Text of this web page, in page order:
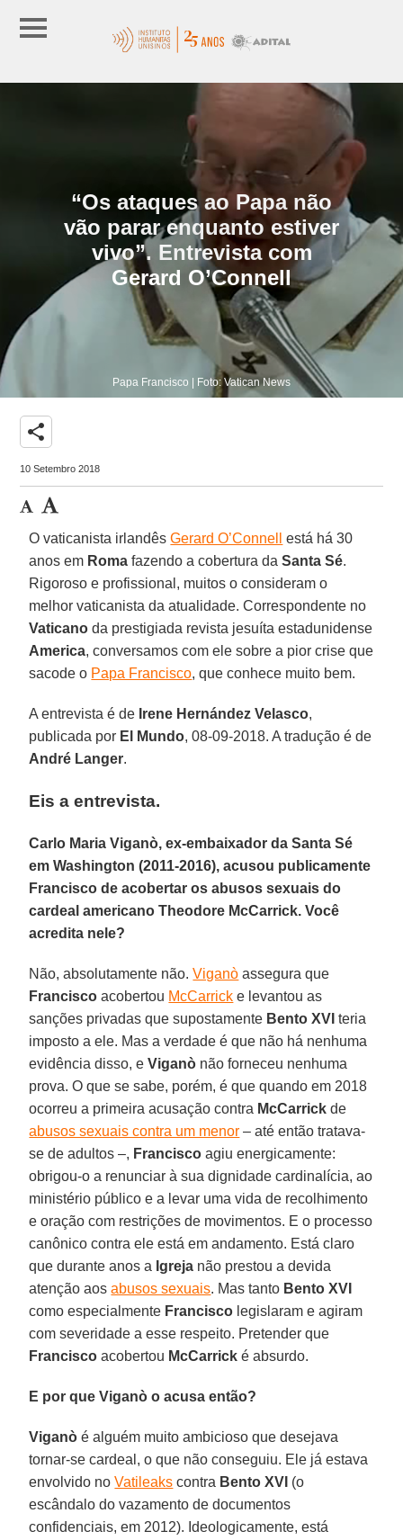
“Os ataques ao Papa não
vão parar enquanto estiver
vivo”. Entrevista com
Gerard O’Connell
Papa Francisco | Foto: Vatican News
share
10 Setembro 2018
O vaticanista irlandêsGerard O’Connell
está há 30
anos em Roma fazendo a cobertura daSanta Sé.
Rigoroso e profissional, muitos o consideram o
melhor vaticanista da atualidade. Correspondente no
Vaticano da prestigiada revista jesuíta estadunidense
America, conversamos com ele sobre a pior crise que
sacode o Papa Francisco, que conhece muito bem.
A entrevista é de Irene Hernández Velasco,
publicada por El Mundo, 08-09-2018. A tradução é de
André Langer.
Eis a entrevista.
Carlo Maria Viganò, ex-embaixador da Santa Sé
em Washington (2011-2016), acusou publicamente
Francisco de acobertar os abusos sexuais do
cardeal americano Theodore McCarrick. Você
acredita nele?
Não, absolutamente não.Viganò assegura que
Francisco acobertou McCarrick e levantou as
sanções privadas que supostamente Bento XVI teria
imposto a ele. Mas a verdade é que não há nenhuma
evidência disso, eViganò não forneceu nenhuma
prova. O que se sabe, porém, é que quando em 2018
ocorreu a primeira acusação contra McCarrick de
abusos sexuais contra um menor – até então tratava-
se de adultos –, Francisco agiu energicamente:
obrigou-o a renunciar à sua dignidade cardinalícia, ao
ministério público e a levar uma vida de recolhimento
e oração com restrições de movimentos. E o processo
canônico contra ele está em andamento. Está claro
que durante anos a Igreja não prestou a devida
atenção aosabusos sexuais. Mas tanto Bento XVI
como especialmente Francisco legislaram e agiram
com severidade a esse respeito. Pretender que
Francisco acobertou McCarrick é absurdo.
E por que Viganò o acusa então?
Viganò é alguém muito ambicioso que desejava
tornar-se cardeal, o que não conseguiu. Ele já estava
envolvido noVatileaks contra Bento XVI (o
escândalo do vazamento de documentos
confidenciais, em 2012). Ideologicamente, está